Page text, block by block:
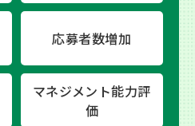
応募者数増加
マネジメント能力評
価